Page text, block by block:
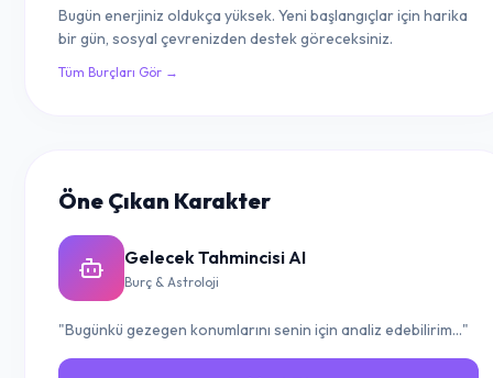
Bugün enerjiniz oldukça yüksek. Yeni başlangıçlar için harika
bir gün, sosyal çevrenizden destek göreceksiniz.
Tüm Burçları Gör →
Öne Çıkan Karakter
Gelecek Tahmincisi AI
Burç & Astroloji
"Bugünkü gezegen konumlarını senin için analiz edebilirim..."